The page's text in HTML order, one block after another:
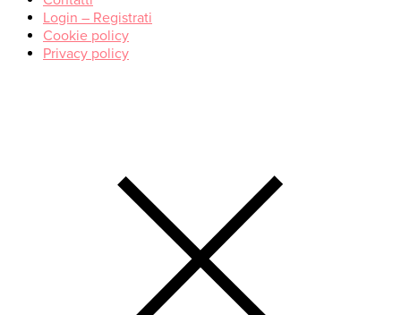
Login – Registrati
Cookie policy
Privacy policy